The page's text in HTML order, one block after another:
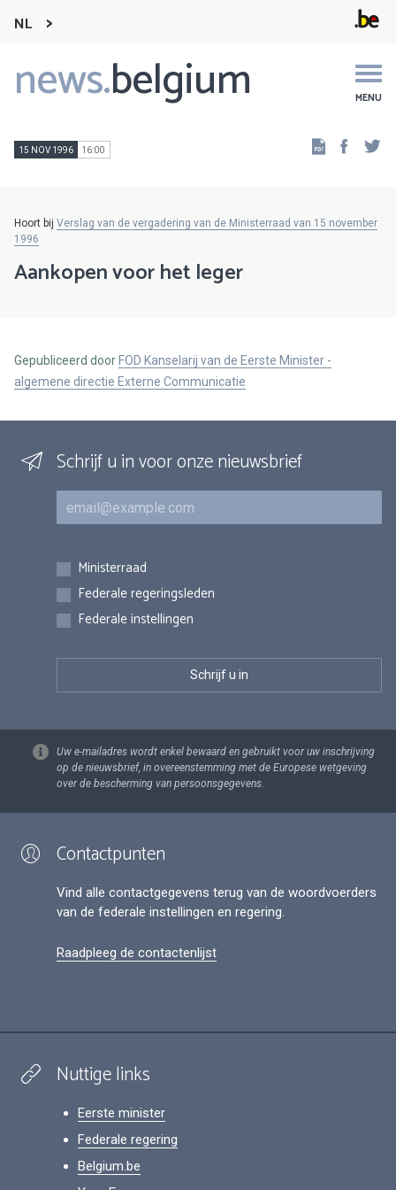
NL
news.belgium MENU
Main
navigation
15 NOV 1996 16:00
Hoort bij Verslag van de vergadering van de Ministerraad van 15 november
1996
Aankopen voor het leger
Gepubliceerd door FOD Kanselarij van de Eerste Minister -
algemene directie Externe Communicatie
Schrijf u in voor onze nieuwsbrief
E-mail
Inschrijvingen
Ministerraad
Federale regeringsleden
Federale instellingen
Uw e-mailadres wordt enkel bewaard en gebruikt voor uw inschrijving
op de nieuwsbrief, in overeenstemming met de Europese wetgeving
over de bescherming van persoonsgegevens.
Contactpunten
Vind alle contactgegevens terug van de woordvoerders
van de federale instellingen en regering.
Raadpleeg de contactenlijst
Nuttige links
Eerste minister
Federale regering
Belgium.be